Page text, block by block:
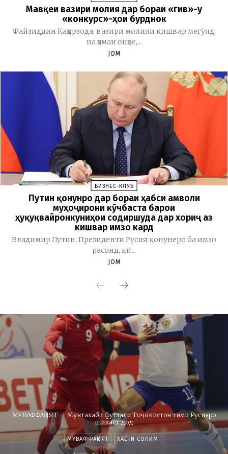
Мавқеи вазири молия дар бораи «гив»-у
«конкурс»-ҳои бурднок
Файзиддин Қаҳҳорзода, вазири молияи кишвар мегӯяд,
на ҳамаи онҳое,...
JOM
БИЗНЕС-КЛУБ
Путин қонунро дар бораи ҳабси амволи
муҳоҷирони кӯчбаста барои
ҳуқуқвайронкуниҳои содиршуда дар хориҷ аз
кишвар имзо кард
Владимир Путин, Президенти Русия қонунеро ба имзо
расонд, ки...
JOM